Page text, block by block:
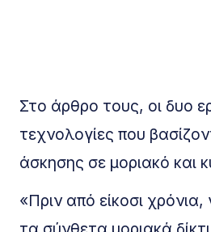
Στο άρθρο τους, οι δυο
τεχνολογίες που
άσκησης σε μοριακό και
«Πριν από είκοσι